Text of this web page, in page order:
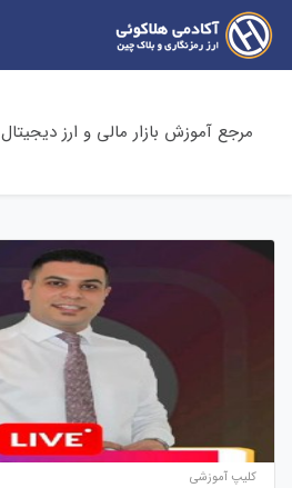
مرجع آموزش بازار مالی و ارز دیجیتال
کلیپ آموزشی